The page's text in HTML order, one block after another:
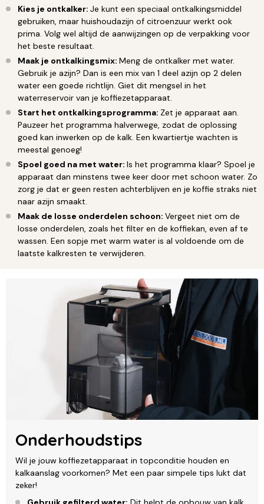
Kies je ontkalker: Je kunt een speciaal ontkalkingsmiddel
gebruiken, maar huishoudazijn of citroenzuur werkt ook
prima. Volg wel altijd de aanwijzingen op de verpakking voor
het beste resultaat.
Maak je ontkalkingsmix: Meng de ontkalker met water.
Gebruik je azijn? Dan is een mix van 1 deel azijn op 2 delen
water een goede richtlijn. Giet dit mengsel in het
waterreservoir van je koffiezetapparaat.
Start het ontkalkingsprogramma: Zet je apparaat aan.
Pauzeer het programma halverwege, zodat de oplossing
goed kan inwerken op de kalk. Een kwartiertje wachten is
meestal genoeg!
Spoel goed na met water: Is het programma klaar? Spoel je
apparaat dan minstens twee keer door met schoon water. Zo
zorg je dat er geen resten achterblijven en je koffie straks niet
naar azijn smaakt.
Maak de losse onderdelen schoon: Vergeet niet om de
losse onderdelen, zoals het filter en de koffiekan, even af te
wassen. Een sopje met warm water is al voldoende om de
laatste kalkresten te verwijderen.
Onderhoudstips
Wil je jouw koffiezetapparaat in topconditie houden en
kalkaanslag voorkomen? Met een paar simpele tips lukt dat
zeker!